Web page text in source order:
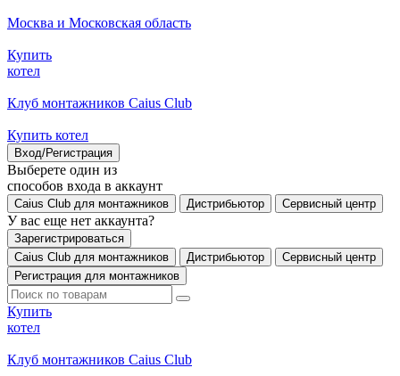
Москва и Московская область
Купить
котел
Клуб монтажников Caius Club
Купить котел
Вход/Регистрация
Выберете один из
способов входа в аккаунт
Caius Club для монтажников Дистрибьютор Сервисный центр
У вас еще нет аккаунта?
Зарегистрироваться
Caius Club для монтажников
Дистрибьютор
Сервисный центр
Регистрация для монтажников
Купить
котел
Клуб монтажников Caius Club